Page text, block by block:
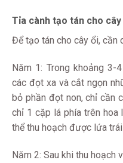
Tỉa cành tạo tán cho
Để tạo tán cho cây ổi, cần
Năm 1: Trong khoảng 3-
các đọt xa và cắt ngọn
bỏ phần đọt non, chỉ cần
chỉ 1 cặp lá phía trên hoa
thể thu hoạch được lứa
Năm 2: Sau khi thu hoạch